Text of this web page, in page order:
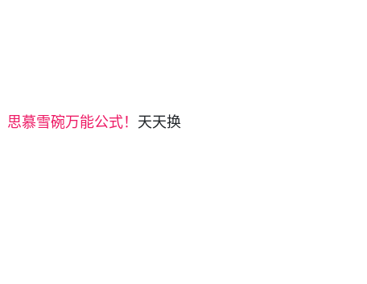
思慕雪碗万能公式！ 天天换